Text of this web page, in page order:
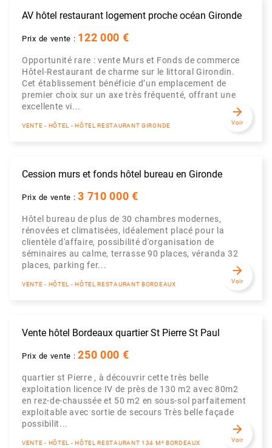
AV hôtel restaurant logement proche océan Gironde
Prix de vente : 122 000 €
Opportunité rare : vente Murs et Fonds de commerce
Hôtel-Restaurant de charme sur le littoral Girondin.
Cet établissement bénéficie d’un emplacement de
premier choix sur un axe très fréquenté, offrant une
excellente vi...
VENTE - HÔTEL - HÔTEL RESTAURANT GIRONDE
arrow_forward
Voir
Cession murs et fonds hôtel bureau en Gironde
Prix de vente :3 710 000 €
Hôtel bureau de plus de 30 chambres modernes,
rénovées et climatisées, idéalement placé pour la
clientèle d'affaire, possibilité d'organisation de
séminaires au calme, terrasse 90 places, véranda 32
places, parking fer...
VENTE - HÔTEL - HÔTEL RESTAURANT BORDEAUX
arrow_forward
Voir
Vente hôtel Bordeaux quartier St Pierre St Paul
Prix de vente :250 000 €
quartier st Pierre , à découvrir cette très belle
exploitation licence IV de près de 130 m2 avec 80m2
en rez-de-chaussée et 50 m2 en sous-sol parfaitement
exploitable avec sortie de secours Très belle façade
possibilit...
VENTE - HÔTEL - HÔTEL RESTAURANT 134 M² BORDEAUX
arrow_forward
Voir